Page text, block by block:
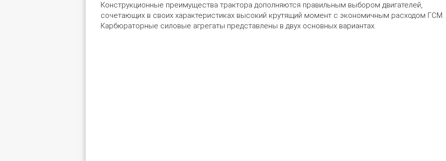
Конструкционные преимущества трактора дополняются правильным выбором двигателей,
сочетающих в своих характеристиках высокий крутящий момент с экономичным расходом ГСМ.
Карбюраторные силовые агрегаты представлены в двух основных вариантах.